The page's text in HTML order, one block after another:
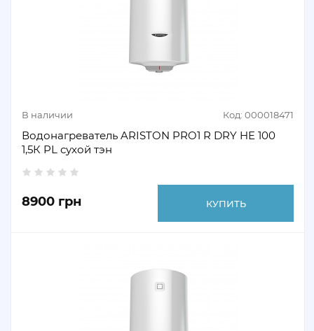
В наличии Код: 000018471
Водонагреватель ARISTON PRO1 R DRY HE 100
1,5К PL сухой тэн
8900 грн КУПИТЬ